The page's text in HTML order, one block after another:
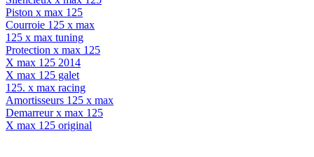
Piston x max 125
Courroie 125 x max
125 x max tuning
Protection x max 125
X max 125 2014
X max 125 galet
125. x max racing
Amortisseurs 125 x max
Demarreur x max 125
X max 125 original